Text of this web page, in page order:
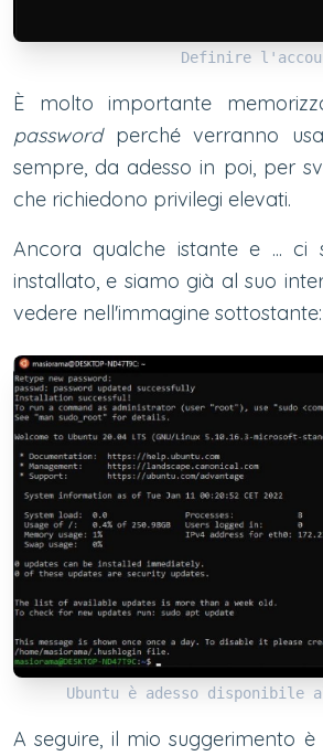
Definire
È molto importante
passwordperché verranno
sempre, da adesso in poi, per
che richiedono privilegi elevati.
Ancora qualche istante e ... ci
installato, e siamo già al suo
vedere nell'immagine sottostante:
Ubuntu è adesso disponibile
A seguire, il mio suggerimento è